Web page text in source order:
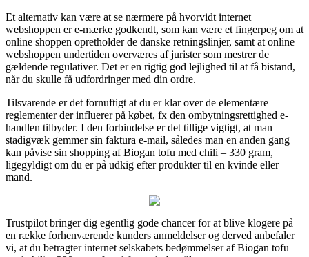
Et alternativ kan være at se nærmere på hvorvidt internet
webshoppen er e-mærke godkendt, som kan være et fingerpeg om at
online shoppen opretholder de danske retningslinjer, samt at online
webshoppen undertiden overværes af jurister som mestrer de
gældende regulativer. Det er en rigtig god lejlighed til at få bistand,
når du skulle få udfordringer med din ordre.
Tilsvarende er det fornuftigt at du er klar over de elementære
reglementer der influerer på købet, fx den ombytningsrettighed e-
handlen tilbyder. I den forbindelse er det tillige vigtigt, at man
stadigvæk gemmer sin faktura e-mail, således man en anden gang
kan påvise sin shopping af Biogan tofu med chili – 330 gram,
ligegyldigt om du er på udkig efter produkter til en kvinde eller
mand.
Trustpilot bringer dig egentlig gode chancer for at blive klogere på
en række forhenværende kunders anmeldelser og derved anbefaler
vi, at du betragter internet selskabets bedømmelser af Biogan tofu